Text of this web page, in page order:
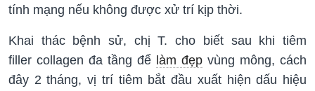
tính mạng nếu không được xử trí kịp thời.
Khai thác bệnh sử, chị T. cho biết sau khi tiêm
filler collagen đa tầng để làm đẹp vùng mông, cách
đây 2 tháng, vị trí tiêm bắt đầu xuất hiện dấu hiệu